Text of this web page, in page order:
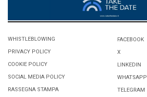
WHISTLEBLOWING
PRIVACY POLICY
COOKIE POLICY
SOCIAL MEDIA POLICY
RASSEGNA STAMPA
FACEBOOK
X
LINKEDIN
WHATSAPP
TELEGRAM